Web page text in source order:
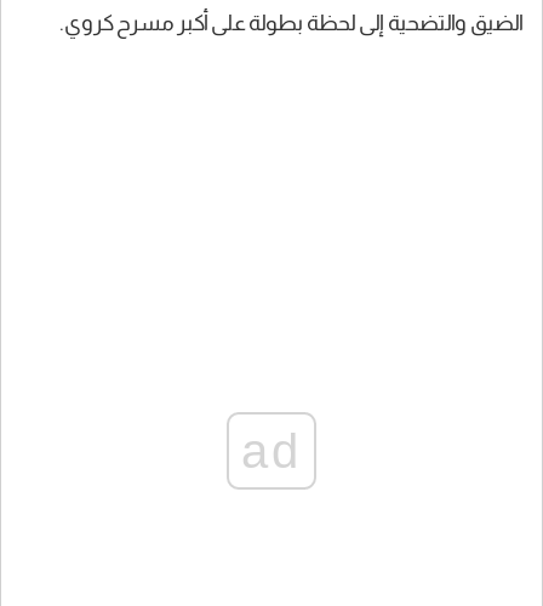
الضيق والتضحية إلى لحظة بطولة على أكبر مسرح كروي.
ad